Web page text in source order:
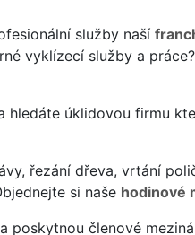
služby naší
vyklízecí služby a
hledáte úklidovou firmu
řezání dřeva, vrtání
si naše hodinové
poskytnou členové